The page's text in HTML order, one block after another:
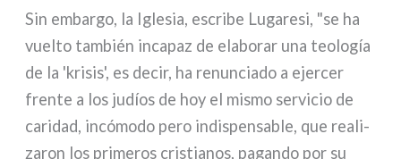
Sin embar­go, la Iglesia, escri­be Lugaresi, "se ha
vuel­to tam­bién inca­paz de ela­bo­rar una teo­lo­gía
de la 'kri­sis', es decir, ha renun­cia­do a ejer­cer
fren­te a los judíos de hoy el mismo ser­vi­cio de
cari­dad, incó­mo­do pero indi­spen­sa­ble, que rea­li­
za­ron los pri­me­ros cri­stia­nos, pagan­do por su